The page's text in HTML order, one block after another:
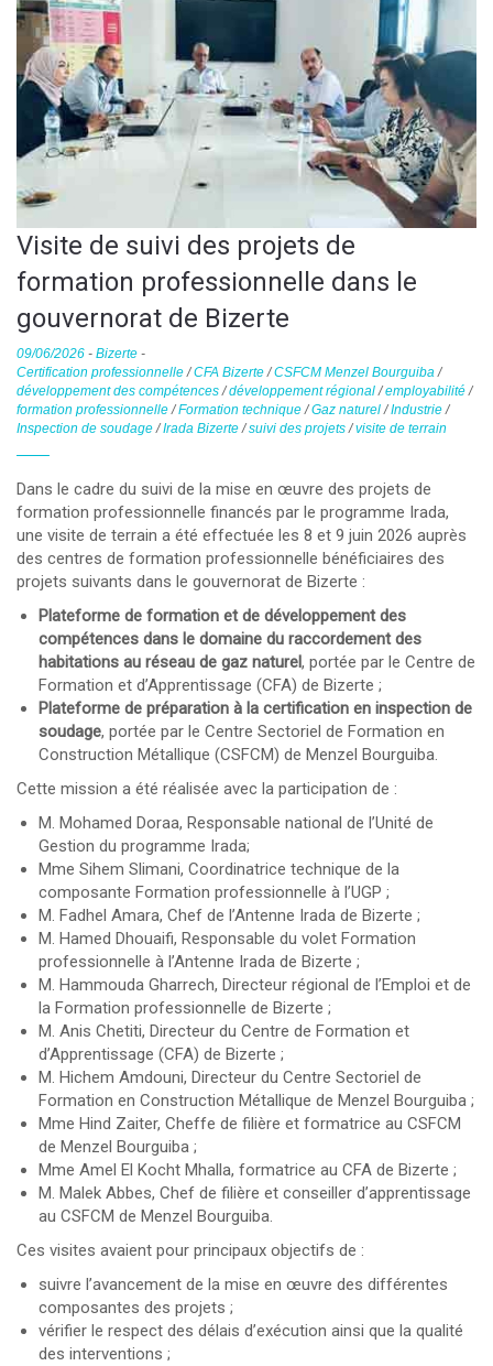
Visite de suivi des projets de
formation professionnelle dans le
gouvernorat de Bizerte
09/06/2026 - Bizerte -
Certification professionnelle/CFA Bizerte/CSFCM Menzel Bourguiba/
développement des compétences/développement régional/employabilité/
formation professionnelle/Formation technique/Gaz naturel/Industrie/
Inspection de soudage/Irada Bizerte/suivi des projets/visite de terrain
Dans le cadre du suivi de la mise en œuvre des projets de
formation professionnelle financés par le programme Irada,
une visite de terrain a été effectuée les 8 et 9 juin 2026 auprès
des centres de formation professionnelle bénéficiaires des
projets suivants dans le gouvernorat de Bizerte :
Plateforme de formation et de développement des
compétences dans le domaine du raccordement des
habitations au réseau de gaz naturel, portée par le Centre de
Formation et d’Apprentissage (CFA) de Bizerte ;
Plateforme de préparation à la certification en inspection de
soudage, portée par le Centre Sectoriel de Formation en
Construction Métallique (CSFCM) de Menzel Bourguiba.
Cette mission a été réalisée avec la participation de :
M. Mohamed Doraa, Responsable national de l’Unité de
Gestion du programme Irada;
Mme Sihem Slimani, Coordinatrice technique de la
composante Formation professionnelle à l’UGP ;
M. Fadhel Amara, Chef de l’Antenne Irada de Bizerte ;
M. Hamed Dhouaifi, Responsable du volet Formation
professionnelle à l’Antenne Irada de Bizerte ;
M. Hammouda Gharrech, Directeur régional de l’Emploi et de
la Formation professionnelle de Bizerte ;
M. Anis Chetiti, Directeur du Centre de Formation et
d’Apprentissage (CFA) de Bizerte ;
M. Hichem Amdouni, Directeur du Centre Sectoriel de
Formation en Construction Métallique de Menzel Bourguiba ;
Mme Hind Zaiter, Cheffe de filière et formatrice au CSFCM
de Menzel Bourguiba ;
Mme Amel El Kocht Mhalla, formatrice au CFA de Bizerte ;
M. Malek Abbes, Chef de filière et conseiller d’apprentissage
au CSFCM de Menzel Bourguiba.
Ces visites avaient pour principaux objectifs de :
suivre l’avancement de la mise en œuvre des différentes
composantes des projets ;
vérifier le respect des délais d’exécution ainsi que la qualité
des interventions ;